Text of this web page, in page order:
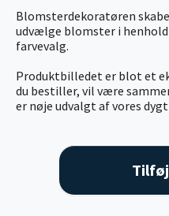
Blomsterdekoratøren
udvælge blomster i
farvevalg.
Produktbilledet er blot et
du bestiller, vil være
er nøje udvalgt af vores